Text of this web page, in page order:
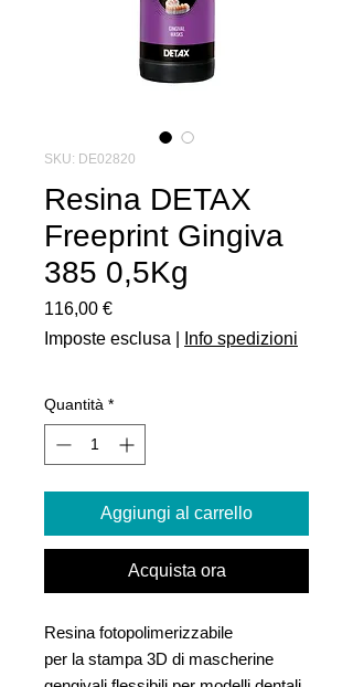
SKU: DE02820
Resina DETAX
Freeprint Gingiva
385 0,5Kg
116,00 €Prezzo
Imposte esclusa
Info spedizioni
Quantità *
Aggiungi al carrello
Acquista ora
Resina fotopolimerizzabile
per la stampa 3D di mascherine